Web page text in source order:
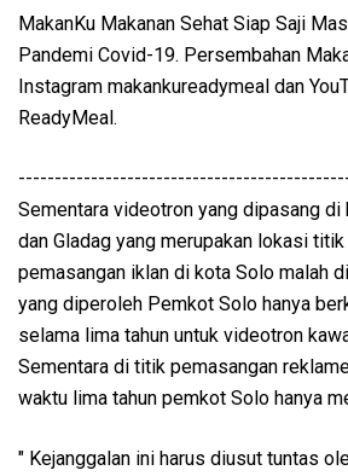
MakanKu Makanan Sehat Siap Saji
Pandemi Covid-19. Persembahan
Instagram makankureadymeal dan
ReadyMeal.
Sementara videotron yang dipasang
dan Gladag yang merupakan lokasi
pemasangan iklan di kota Solo malah
yang diperoleh Pemkot Solo hanya
selama lima tahun untuk videotron
Sementara di titik pemasangan
waktu lima tahun pemkot Solo hanya
" Kejanggalan ini harus diusut tuntas